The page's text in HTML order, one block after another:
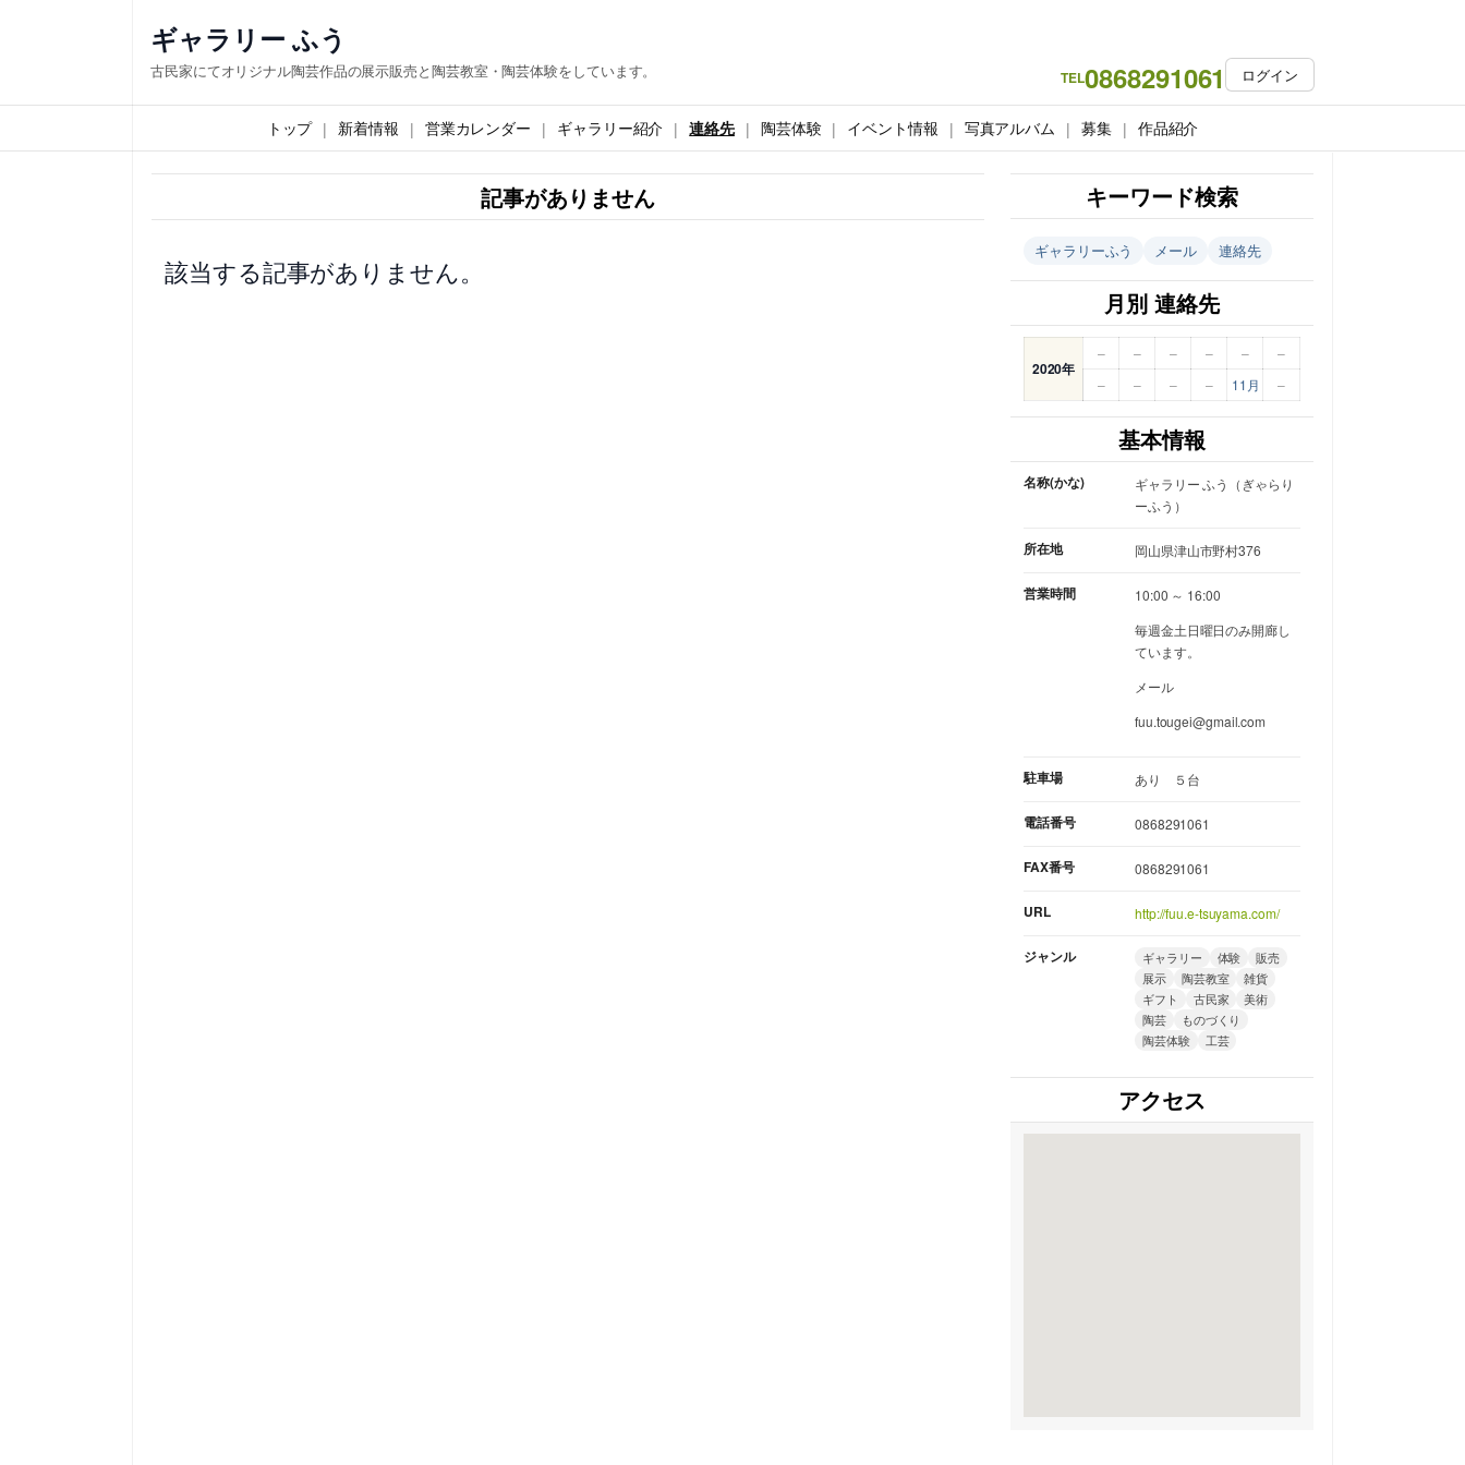
ス
キ
ギャラリー ふう
古民家にてオリジナル陶芸作品の展示販売と陶芸教室・陶芸体験をしています。 TEL0868291061 ログイン
トップ 新着情報 営業カレンダー ギャラリー紹介 連絡先 陶芸体験 イベント情報 写真アルバム 募集 作品紹介
記事がありません
該当する記事がありません。
キーワード検索
ギャラリーふう メール 連絡先
月別 連絡先
2020年
– – – – –
–
–
– – – 11月 –
基本情報
名称(かな)
ギャラリー ふう（ぎゃらり
ーふう）
所在地 岡山県津山市野村376
営業時間
10:00 ～ 16:00
毎週金土日曜日のみ開廊し
ています。
メール
fuu.tougei@gmail.com
駐車場 あり ５台
電話番号 0868291061
FAX番号 0868291061
URL http://fuu.e-tsuyama.com/
ジャンル ギャラリー 体験
販売
展示
陶芸教室
雑貨
ギフト
古民家
美術
陶芸
ものづくり
陶芸体験
工芸
アクセス